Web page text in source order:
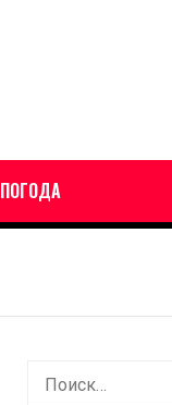
ПОГОДА
Найти: